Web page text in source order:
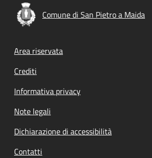
Comune di San Pietro a Maida
Footer menu
Area riservata
Crediti
Informativa privacy
Note legali
Dichiarazione di accessibilità
Contatti